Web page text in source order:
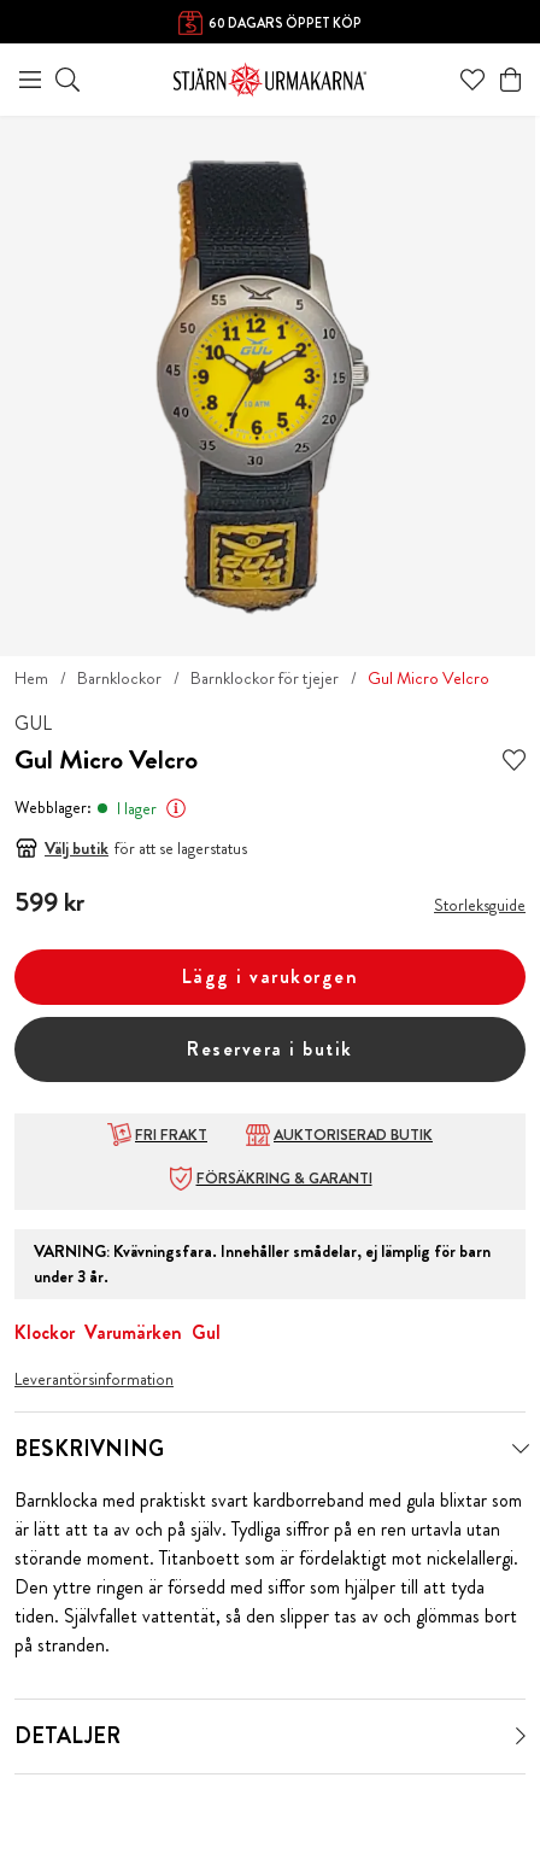
60 DAGARS ÖPPET KÖP
Hem Barnklockor Barnklockor för tjejer Gul Micro Velcro
GUL
Gul Micro Velcro
Webblager:
I lager
Välj butik för att se lagerstatus
Pris:599 kr
599 kr Storleksguide
Lägg i varukorgen
Reservera i butik
FRI FRAKT
AUKTORISERAD BUTIK
FÖRSÄKRING & GARANTI
VARNING: Kvävningsfara. Innehåller smådelar, ej lämplig för barn
under 3 år.
Klockor Varumärken Gul
Leverantörsinformation
BESKRIVNING
Barnklocka med praktiskt svart kardborreband med gula blixtar som
är lätt att ta av och på själv. Tydliga siffror på en ren urtavla utan
störande moment. Titanboett som är fördelaktigt mot nickelallergi.
Den yttre ringen är försedd med siffor som hjälper till att tyda
tiden. Självfallet vattentät, så den slipper tas av och glömmas bort
på stranden.
DETALJER